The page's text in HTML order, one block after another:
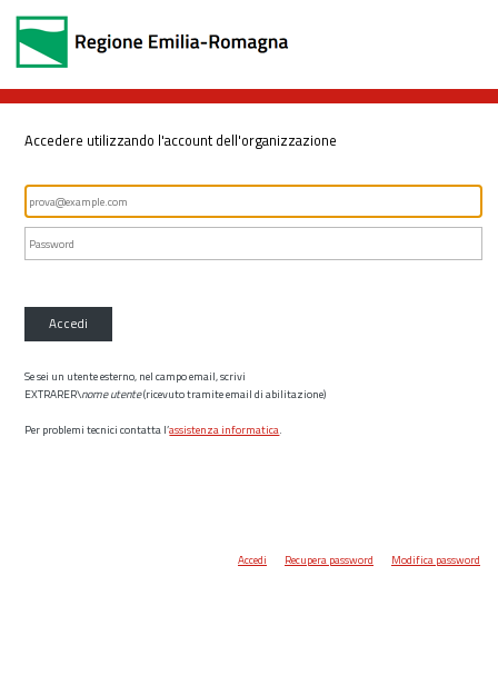
Accedere utilizzando l'account dell'organizzazione
Accedi
Se sei un utente esterno, nel campo email, scrivi
EXTRARER\nome utente(ricevuto tramite email di abilitazione)
Per problemi tecnici contatta l’assistenza informatica.
Accedi Recupera password Modifica password